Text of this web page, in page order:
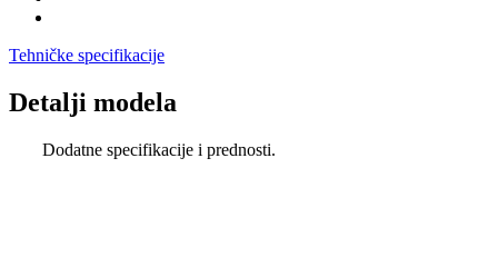
Tehničke specifikacije
Detalji modela
Dodatne specifikacije i prednosti.